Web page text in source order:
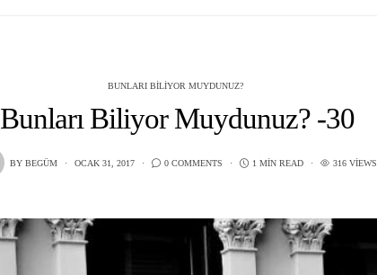
BUNLARI BILIYOR MUYDUNUZ?
Bunları Biliyor Muydunuz? -30
BY BEGÜM OCAK 31, 2017 0 COMMENTS 1 MIN READ 316 VIEWS